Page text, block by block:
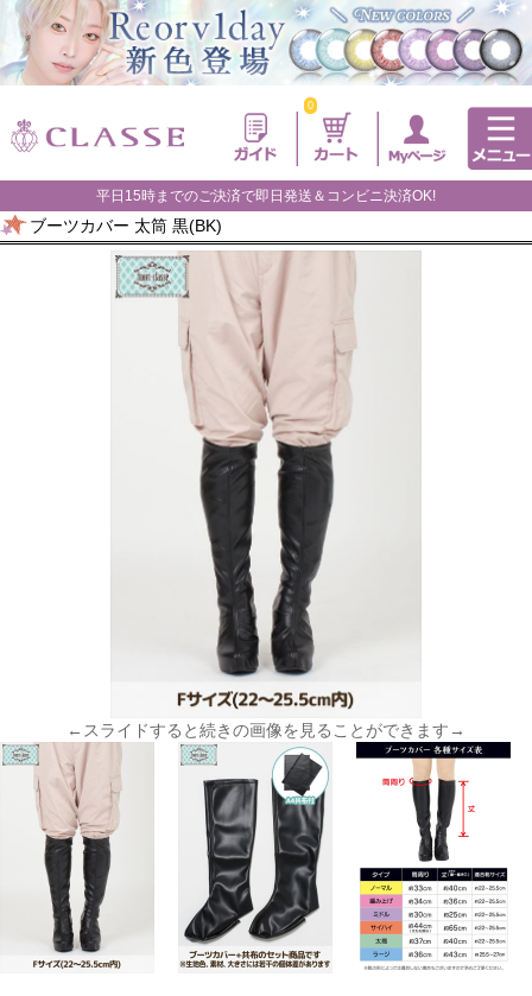
0
平日15時までのご決済で即日発送＆コンビニ決済OK!
ブーツカバー 太筒 黒(BK)
←スライドすると続きの画像を見ることができます→